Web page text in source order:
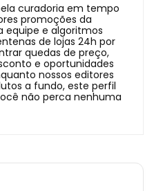
curadoria em tempo
promoções da
equipe e algoritmos
de lojas 24h por
quedas de preço,
e oportunidades
nossos editores
a fundo, este perfil
não perca nenhuma